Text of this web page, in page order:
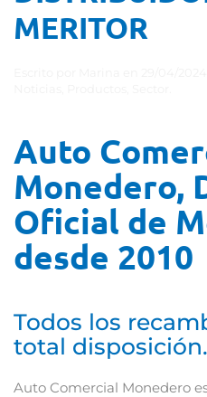
MERITOR
Auto
Monedero,
Oficial de
desde 2010
Todos los
total disposición.
Auto Comercial Monedero